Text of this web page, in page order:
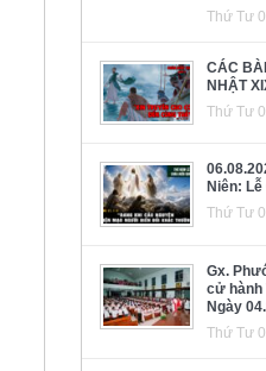
Thứ Tư
CÁC
NHẬT
Thứ Tư
Niên:
Thứ Tư
Gx.
cử hành
Ngày
Thứ Tư